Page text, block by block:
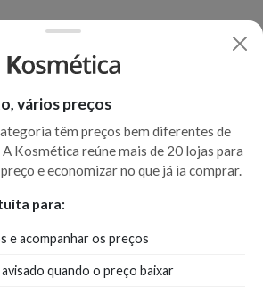
vários preços
têm preços bem diferentes de
Kosmética reúne mais de 20 lojas para
e economizar no que já ia comprar.
para:
e acompanhar os preços
quando o preço baixar